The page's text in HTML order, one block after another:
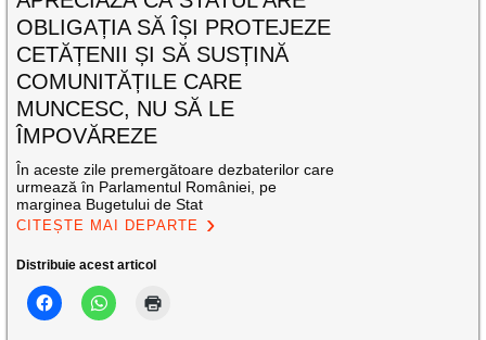
OBLIGAȚIA SĂ ÎȘI PROTEJEZE
CETĂȚENII ȘI SĂ SUSȚINĂ
COMUNITĂȚILE CARE
MUNCESC, NU SĂ LE
ÎMPOVĂREZE
În aceste zile premergătoare dezbaterilor care
urmează în Parlamentul României, pe
marginea Bugetului de Stat
CITEȘTE MAI DEPARTE
Distribuie acest articol